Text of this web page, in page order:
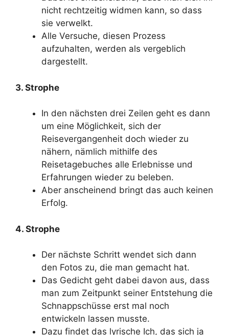
nicht rechtzeitig widmen kann, so dass
sie verwelkt.
Alle Versuche, diesen Prozess
aufzuhalten, werden als vergeblich
dargestellt.
3. Strophe
In den nächsten drei Zeilen geht es dann
um eine Möglichkeit, sich der
Reisevergangenheit doch wieder zu
nähern, nämlich mithilfe des
Reisetagebuches alle Erlebnisse und
Erfahrungen wieder zu beleben.
Aber anscheinend bringt das auch keinen
Erfolg.
4. Strophe
Der nächste Schritt wendet sich dann
den Fotos zu, die man gemacht hat.
Das Gedicht geht dabei davon aus, dass
man zum Zeitpunkt seiner Entstehung die
Schnappschüsse erst mal noch
entwickeln lassen musste.
Dazu findet das lyrische Ich, das sich ja